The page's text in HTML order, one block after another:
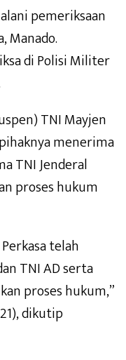
pemeriksaan
Manado.
di Polisi Militer
TNI Mayjen
menerima
TNI Jenderal
proses hukum
telah
TNI AD serta
proses hukum,”
dikutip